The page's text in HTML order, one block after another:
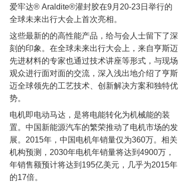
爱牢达® Araldite®灌封胶在9月20-23日举行的
全球未来出行大会上首次亮相。
这些最新的的高性能产品，给与会人士留下了深
刻的印象。在全球未来出行大会上，来自亨斯迈
先进材料的专家也通过技术讲座等形式，与现场
观众进行面对面的交流，深入浅出地介绍了亨斯
迈全球领先的工艺技术、创新解决方案和独特优
势。
电机即电动马达，是将电能转化为机械能的装
置。中国新能源汽车的繁荣推动了电机市场的发
展。2015年，中国电机年销量仅为360万。相关
机构预测，2030年电机年销量将达到4900万，
年销售额预计将达到195亿美元，几乎为2015年
的17倍。